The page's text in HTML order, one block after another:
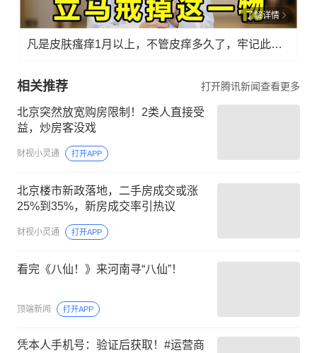
了解详情
凡是皮肤瘙痒1月以上，不管皮痒多久了，牢记此法，快！准！狠！
相关推荐 打开腾讯新闻查看更多
北京突然放宽购房限制！2类人直接受
益，炒房客没戏
财视小灵通 打开APP
北京楼市新政落地，二手房成交或涨
25%到35%，新房成交率引热议
财视小灵通 打开APP
看完《八仙！》来河南寻“八仙”！
顶端新闻 打开APP
凭本人手机号：验证后获取！#运营商